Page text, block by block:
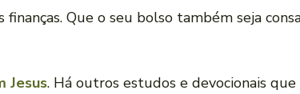
Que o seu bolso também seja
Jesus. Há outros estudos e devocionais